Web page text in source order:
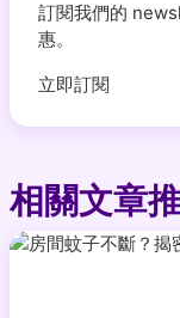
訂閱我們的
惠。
立即訂閱
相關文章